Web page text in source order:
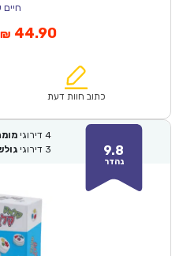
₪64.00.
₪ 44.90המחיר
הוא:
כתוב חוות דעת
9.8
נהדר
4 דירוגי
3 דירוגי